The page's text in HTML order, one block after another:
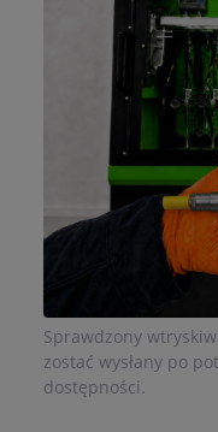
Sprawdzony
zostać wysłany po
dostępności.